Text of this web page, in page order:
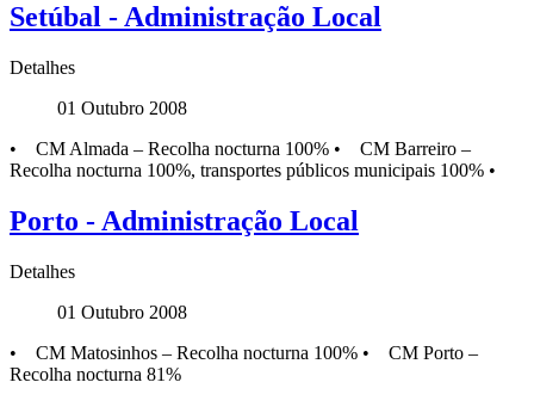
Setúbal - Administração Local
Detalhes
01 Outubro 2008
• CM Almada – Recolha nocturna 100% • CM Barreiro –
Recolha nocturna 100%, transportes públicos municipais 100% •
Porto - Administração Local
Detalhes
01 Outubro 2008
• CM Matosinhos – Recolha nocturna 100% • CM Porto –
Recolha nocturna 81%